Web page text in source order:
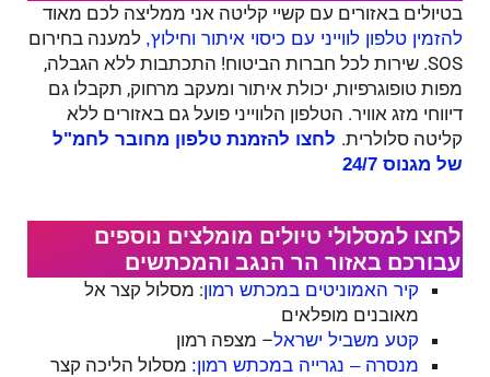
בטיולים באזורים עם קשיי קליטה אני ממליצה לכם מאוד
להזמין טלפון לווייני עם כיסוי איתור וחילוץ, למענה בחירום
SOS. שירות לכל חברות הביטוח! התכתבות ללא הגבלה,
מפות טופוגרפיות, יכולת איתור ומעקב מרחוק, תקבלו גם
דיווחי מזג אוויר. הטלפון הלווייני פועל גם באזורים ללא
קליטה סלולרית. לחצו להזמנת טלפון מחובר לחמ"ל
של מגנוס 24/7
לחצו למסלולי טיולים מומלצים נוספים
עבורכם באזור הר הנגב והמכתשים
קיר האמוניטים במכתש רמון: מסלול קצר אל
מאובנים מופלאים
קטע משביל ישראל– מצפה רמון
מנסרה – נגרייה במכתש רמון: מסלול הליכה קצר